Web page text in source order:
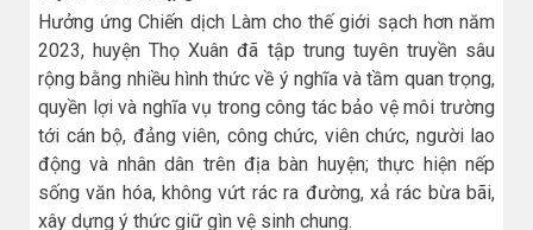
Hưởng ứng Chiến dịch Làm cho thế giới sạch hơn năm
2023, huyện Thọ Xuân đã tập trung tuyên truyền sâu
rộng bằng nhiều hình thức về ý nghĩa và tầm quan trọng,
quyền lợi và nghĩa vụ trong công tác bảo vệ môi trường
tới cán bộ, đảng viên, công chức, viên chức, người lao
động và nhân dân trên địa bàn huyện; thực hiện nếp
sống văn hóa, không vứt rác ra đường, xả rác bừa bãi,
xây dựng ý thức giữ gìn vệ sinh chung.